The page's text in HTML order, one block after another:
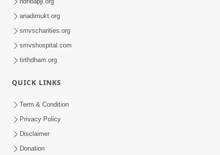
anadimukt.org
smvscharities.org
smvshospital.com
tirthdham.org
QUICK LINKS
Term & Condition
Privacy Policy
Disclaimer
Donation